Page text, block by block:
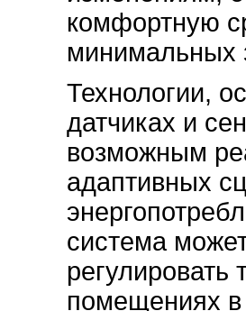
комфортную
минимальных
Технологии,
датчиках и
возможным
адаптивных
система
регулировать
помещениях в